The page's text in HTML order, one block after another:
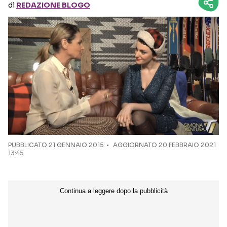
di REDAZIONE BLOGO
PUBBLICATO 21 GENNAIO 2015
AGGIORNATO 20 FEBBRAIO 2021
13:45